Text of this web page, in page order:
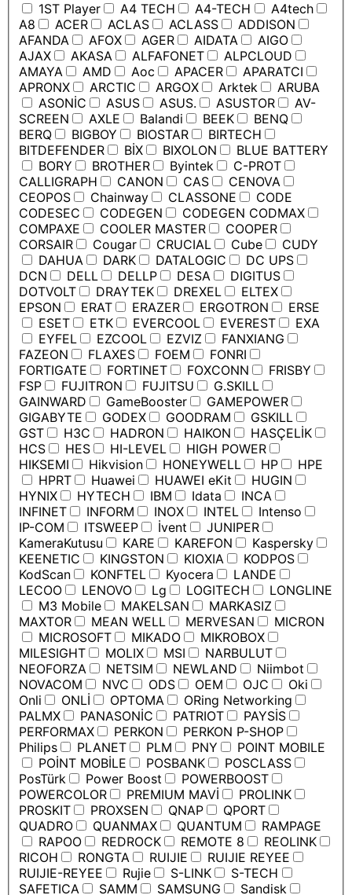
1ST Player
A4 TECH A4-TECH
A4tech
A8
ACER ACLAS ACLASS
ADDISON
AFANDA
AFOX AGER AIDATA
AIGO
AJAX
AKASA ALFAFONET
ALPCLOUD
AMAYA
AMD Aoc APACER
APARATCI
APRONX
ARCTIC ARGOX Arktek
ARUBA
ASONİC
ASUS ASUS. ASUSTOR
AV-
SCREEN
AXLE Balandi BEEK
BENQ
BERQ
BIGBOY BIOSTAR
BIRTECH
BITDEFENDER
BİX BIXOLON
BLUE BATTERY
BORY
BROTHER Byintek
C-PROT
CALLIGRAPH
CANON CAS
CENOVA
CEOPOS
Chainway CLASSONE
CODE
CODESEC
CODEGEN
CODEGEN CODMAX
COMPAXE
COOLER MASTER
COOPER
CORSAIR
Cougar CRUCIAL Cube
CUDY
DAHUA
DARK DATALOGIC
DC UPS
DCN
DELL DELLP DESA
DIGITUS
DOTVOLT
DRAYTEK DREXEL
ELTEX
EPSON
ERAT ERAZER ERGOTRON
ERSE
ESET
ETK EVERCOOL EVEREST
EXA
EYFEL
EZCOOL EZVIZ
FANXIANG
FAZEON
FLAXES FOEM
FONRI
FORTIGATE
FORTINET FOXCONN
FRISBY
FSP
FUJITRON FUJITSU
G.SKILL
GAINWARD
GameBooster
GAMEPOWER
GIGABYTE
GODEX GOODRAM
GSKILL
GST
H3C HADRON HAIKON
HASÇELİK
HCS
HES HI-LEVEL
HIGH POWER
HIKSEMI
Hikvision HONEYWELL HP
HPE
HPRT
Huawei HUAWEI eKit
HUGIN
HYNIX
HYTECH IBM Idata
INCA
INFINET
INFORM INOX INTEL
Intenso
IP-COM
ITSWEEP İvent
JUNIPER
KameraKutusu
KARE KAREFON
Kaspersky
KEENETIC
KINGSTON KIOXIA
KODPOS
KodScan
KONFTEL Kyocera
LANDE
LECOO
LENOVO Lg LOGITECH
LONGLINE
M3 Mobile
MAKELSAN
MARKASIZ
MAXTOR
MEAN WELL MERVESAN
MICRON
MICROSOFT
MIKADO
MIKROBOX
MILESIGHT
MOLIX MSI
NARBULUT
NEOFORZA
NETSIM NEWLAND
Niimbot
NOVACOM
NVC ODS OEM OJC
Oki
Onli
ONLİ OPTOMA
ORing Networking
PALMX
PANASONİC PATRIOT
PAYSİS
PERFORMAX
PERKON
PERKON P-SHOP
Philips
PLANET PLM PNY
POINT MOBILE
POİNT MOBİLE
POSBANK
POSCLASS
PosTürk
Power Boost
POWERBOOST
POWERCOLOR
PREMIUM MAVİ
PROLINK
PROSKIT
PROXSEN QNAP
QPORT
QUADRO
QUANMAX QUANTUM
RAMPAGE
RAPOO
REDROCK REMOTE 8
REOLINK
RICOH
RONGTA RUIJIE
RUIJIE REYEE
RUIJIE-REYEE
Rujie S-LINK
S-TECH
SAFETICA
SAMM SAMSUNG Sandisk